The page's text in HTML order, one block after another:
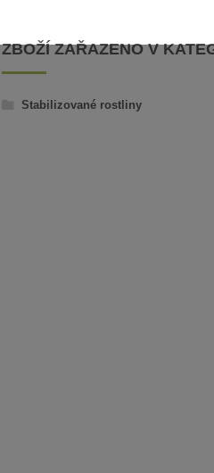
ZBOŽÍ ZAŘAZENO V
Stabilizované rostliny